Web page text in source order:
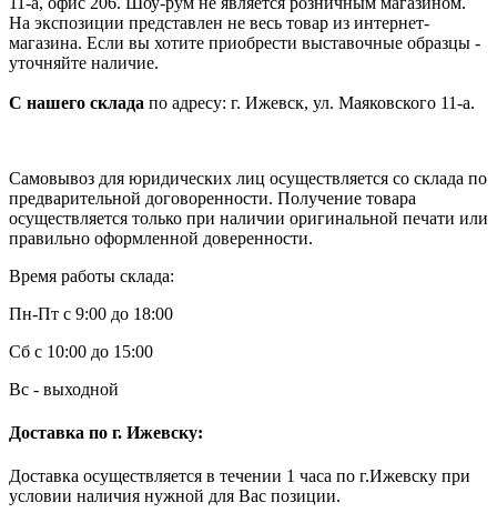
На экспозиции представлен не весь товар из интернет-
магазина. Если вы хотите приобрести выставочные образцы -
уточняйте наличие.
С нашего склада по адресу: г. Ижевск, ул. Маяковского 11-а.
Самовывоз для юридических лиц осуществляется со склада по
предварительной договоренности. Получение товара
осуществляется только при наличии оригинальной печати или
правильно оформленной доверенности.
Время работы склада:
Пн-Пт с 9:00 до 18:00
Сб с 10:00 до 15:00
Вс - выходной
Доставка по г. Ижевску:
Доставка осуществляется в течении 1 часа по г.Ижевску при
условии наличия нужной для Вас позиции.